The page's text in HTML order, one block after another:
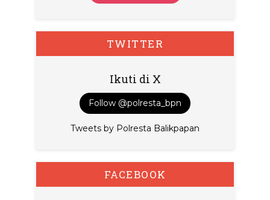
TWITTER
Ikuti di X
Follow @polresta_bpn
Tweets by Polresta Balikpapan
FACEBOOK